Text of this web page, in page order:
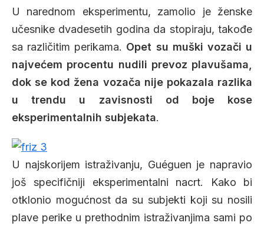
U narednom eksperimentu, zamolio je ženske
učesnike dvadesetih godina da stopiraju, takođe
sa različitim perikama. Opet su muški vozači u
najvećem procentu nudili prevoz plavušama,
dok se kod žena vozača nije pokazala razlika
u trendu u zavisnosti od boje kose
eksperimentalnih subjekata.
U najskorijem istraživanju, Guéguen je napravio
još specifičniji eksperimentalni nacrt. Kako bi
otklonio mogućnost da su subjekti koji su nosili
plave perike u prethodnim istraživanjima sami po